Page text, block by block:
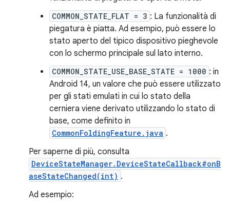
COMMON_STATE_FLAT = 3 : La funzionalità di
piegatura è piatta. Ad esempio, può essere lo
stato aperto del tipico dispositivo pieghevole
con lo schermo principale sul lato interno.
COMMON_STATE_USE_BASE_STATE = 1000 : in
Android 14, un valore che può essere utilizzato
per gli stati emulati in cui lo stato della
cerniera viene derivato utilizzando lo stato di
base, come definito in
CommonFoldingFeature.java .
Per saperne di più, consulta
DeviceStateManager.DeviceStateCallback#onB
aseStateChanged(int) .
Ad esempio: